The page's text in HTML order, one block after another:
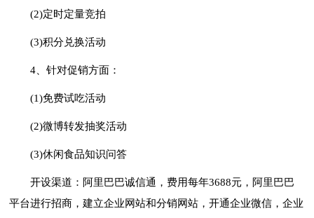
(2)定时定量竞拍
(3)积分兑换活动
4、针对促销方面：
(1)免费试吃活动
(2)微博转发抽奖活动
(3)休闲食品知识问答
开设渠道：阿里巴巴诚信通，费用每年3688元，阿里巴巴
平台进行招商，建立企业网站和分销网站，开通企业微信，企业